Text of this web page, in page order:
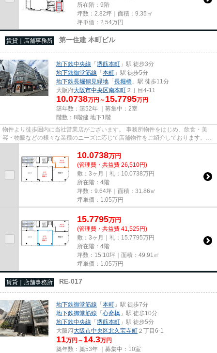
所在階：9階
坪数：2.82坪｜面積：9.35㎡
坪単価： 2.54万円
賃貸｜店舗事務所 第一住建 本町ビル
地下鉄中央線 「堺筋本町 」駅 徒歩3分
地下鉄御堂筋線 「本町 」駅 徒歩5分
地下鉄長堀鶴見緑地 「長堀橋 」駅 徒歩11分
大阪府大阪市中央区南本町 ２丁目4-11
10.0738万円～ 15.7795万円
築年数：築52年 ｜募集中： 2室
階数：8階建 地下1階
物件より徒歩圏内に当社営業店がございます。 事務所物件をはじめ、飲食・美
容・物販などの様々な業種のニーズに応じて店舗物件をご紹介しております。
尚、弊社ではおとり広告は一切...
10.0738万円
(管理費・共益費 26,510円)
敷：3ヶ月｜礼：10.0738万円
所在階：4階
坪数：9.64坪｜面積：31.86㎡
坪単価： 1.05万円
15.7795万円
(管理費・共益費 41,525円)
敷：3ヶ月｜礼：15.7795万円
所在階：4階
坪数：15.10坪｜面積：49.91㎡
坪単価： 1.05万円
賃貸｜店舗事務所 RE-017
地下鉄御堂筋線 「本町 」駅 徒歩7分
地下鉄御堂筋線 「心斎橋 」駅 徒歩10分
地下鉄中央線 「堺筋本町 」駅 徒歩5分
大阪府大阪市中央区北久宝寺町 ２丁目6-1
11万円～ 14.3万円
築年数：築53年 ｜募集中： 10室